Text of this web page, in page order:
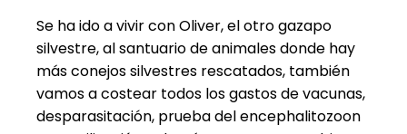
Se ha ido a vivir con Oliver, el otro gazapo
silvestre, al santuario de animales donde hay
más conejos silvestres rescatados, también
vamos a costear todos los gastos de vacunas,
desparasitación, prueba del encephalitozoon